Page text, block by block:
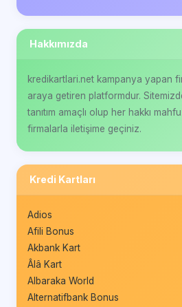
Hakkımızda
kredikartlari.net kampanya yapan
araya getiren platformdur.
tanıtım amaçlı olup her hakkı
firmalarla iletişime geçiniz.
Kredi Kartları
Adios
Afili Bonus
Akbank Kart
Âlâ Kart
Albaraka World
Alternatifbank Bonus